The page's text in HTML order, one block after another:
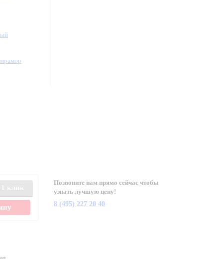
клик
Позвоните нам прямо сейчас чтобы
узнать лучшую цену!
8 (495) 227 20 40